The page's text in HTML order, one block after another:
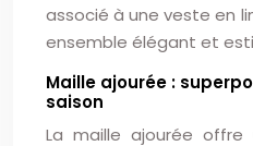
associé à une veste en
ensemble élégant et
Maille ajourée :
saison
La maille ajourée